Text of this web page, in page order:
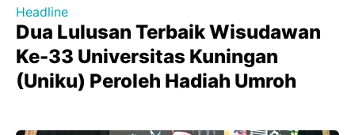
Headline
Dua Lulusan Terbaik Wisudawan
Ke-33 Universitas Kuningan
(Uniku) Peroleh Hadiah Umroh